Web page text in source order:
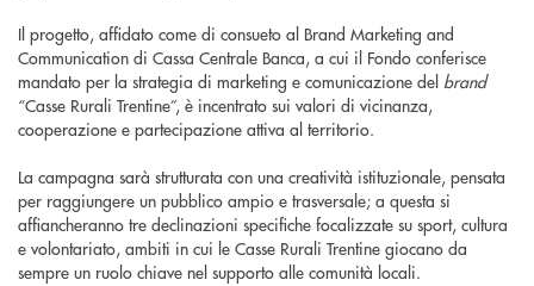
Il progetto, affidato come di consueto al Brand Marketing and
Communication di Cassa Centrale Banca, a cui il Fondo conferisce
mandato per la strategia di marketing e comunicazione del brand
“Casse Rurali Trentine”, è incentrato sui valori di vicinanza,
cooperazione e partecipazione attiva al territorio.
La campagna sarà strutturata con una creatività istituzionale, pensata
per raggiungere un pubblico ampio e trasversale; a questa si
affiancheranno tre declinazioni specifiche focalizzate su sport, cultura
e volontariato, ambiti in cui le Casse Rurali Trentine giocano da
sempre un ruolo chiave nel supporto alle comunità locali.